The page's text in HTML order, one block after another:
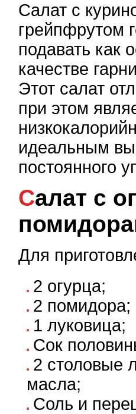
Салат с
грейпфрутом
подавать как
качестве
Этот салат
при этом
идеальным
постоянного
Салат с огурцами и
Для
2 огурца;
2 помидора;
1 луковица;
Сок
2 столовые
масла;
Соль и